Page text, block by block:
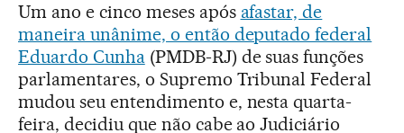
Um ano e cinco meses após afastar, de
maneira unânime, o então deputado federal
Eduardo Cunha(PMDB-RJ) de suas funções
parlamentares, o Supremo Tribunal Federal
mudou seu entendimento e, nesta quarta-
feira, decidiu que não cabe ao Judiciário